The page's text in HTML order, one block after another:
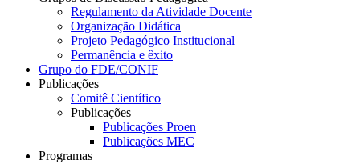
Regulamento da Atividade Docente
Organização Didática
Projeto Pedagógico Institucional
Permanência e êxito
Grupo do FDE/CONIF
Publicações
Comitê Científico
Publicações
Publicações Proen
Publicações MEC
Programas